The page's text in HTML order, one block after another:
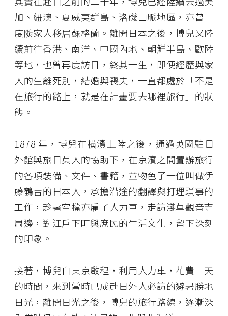
加、紐澳、夏威夷群島、洛磯山脈地區，亦曾一
度隨家人移居蘇格蘭。離開日本之後，博兒又陸
續前往香港、南洋、中國內地、朝鮮半島、歐陸
等地，也曾再度訪日，終其一生，即便經歷與家
人的生離死別，結婚與喪夫，一直都處於「不是
在旅行的路上，就是在計畫要去哪裡旅行」的狀
態。
1878 年，博兒在橫濱上陸之後，通過英國駐日
外館與旅日英人的協助下，在京濱之間置辦旅行
的各項裝備、文件、書籍，並物色了一位叫做伊
藤鶴吉的日本人，承擔沿途的翻譯與打理瑣事的
工作，趁著空檔亦雇了人力車，走訪淺草觀音寺
周邊，對江戶下町與庶民的生活文化，留下深刻
的印象。
接著，博兒自東京啟程，利用人力車，花費三天
的時間，來到當時已成赴日外人必訪的避暑勝地
日光，離開日光之後，博兒的旅行路線，逐漸深